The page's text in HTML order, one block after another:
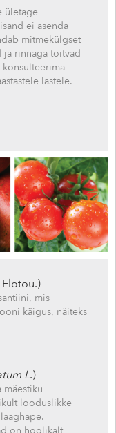
ületage
ei asenda
mitmekülgset
ja rinnaga toitvad
lastele.
Flotou.)
mis
käigus, näiteks
L.)
looduslikke